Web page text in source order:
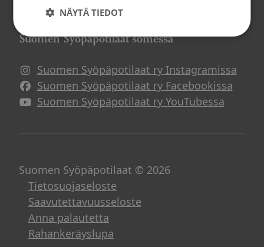
Syöpä ja työ
Suomen Syöpäpotilaat somessa
Suomen Syöpäpotilaat ry Instagramissa
Suomen Syöpäpotilaat ry Facebookissa
Suomen Syöpäpotilaat ry YouTubessa
Suomen Syöpäpotilaat © 2026
Tietosuojaseloste
Saavutettavuusseloste
Anna palautetta
Rahankeräyslupa
NÄYTÄ TIEDOT